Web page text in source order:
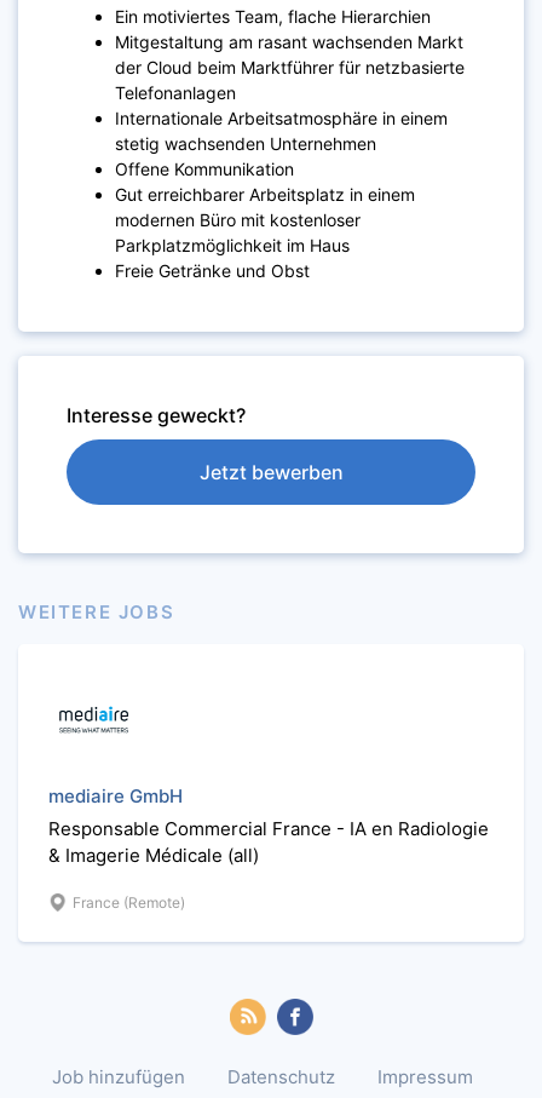
Ein motiviertes Team, flache Hierarchien
Mitgestaltung am rasant wachsenden Markt
der Cloud beim Marktführer für netzbasierte
Telefonanlagen
Internationale Arbeitsatmosphäre in einem
stetig wachsenden Unternehmen
Offene Kommunikation
Gut erreichbarer Arbeitsplatz in einem
modernen Büro mit kostenloser
Parkplatzmöglichkeit im Haus
Freie Getränke und Obst
Interesse geweckt?
Jetzt bewerben
WEITERE JOBS
mediaire GmbH
Responsable Commercial France - IA en Radiologie
& Imagerie Médicale (all)
France (Remote)
Job hinzufügen Datenschutz Impressum